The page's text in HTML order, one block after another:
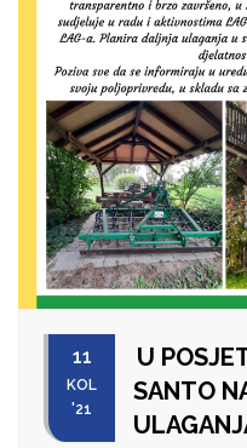
11
KOL
'21
U
SANTO